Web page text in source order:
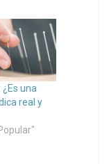
una
real y